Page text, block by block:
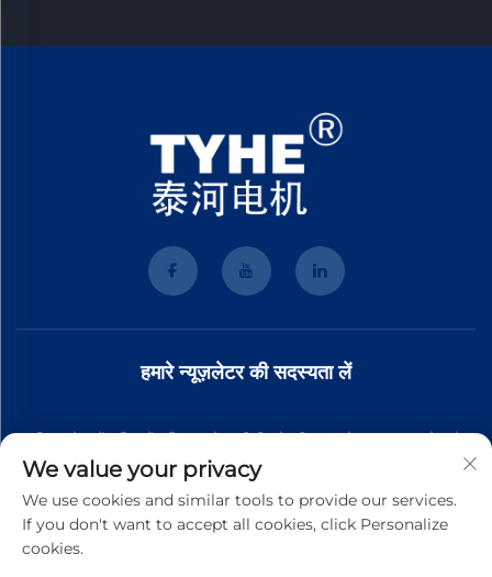
हमारे न्यूज़लेटर की सदस्यता लें
हमारी न्यूज़लेटर में शामिल हों ताकि आपको हमारी टीम से नवीनतम उद्योग समाचार, अपडेट और
अंतर्दृष्टि प्राप्त हो।
We value your privacy
We use cookies and similar tools to provide our services.
If you don't want to accept all cookies, click Personalize
cookies.